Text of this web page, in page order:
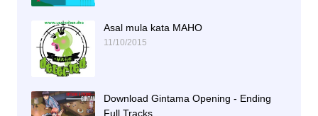
Asal mula kata MAHO
11/10/2015
Download Gintama Opening - Ending
Full Tracks